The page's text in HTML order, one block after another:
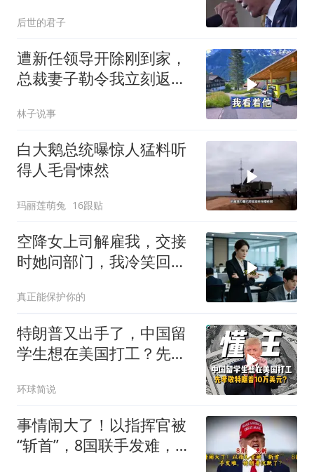
后世的君子
遭新任领导开除刚到家，
总裁妻子勒令我立刻返
林子说事
白大鹅总统曝惊人猛料听
得人毛骨悚然
玛丽莲萌兔 16跟贴
空降女上司解雇我，交接
时她问部门，我冷笑回
真正能保护你的
特朗普又出手了，中国留
学生想在美国打工？先孝
环球简说
事情闹大了！以指挥官被
“斩首”，8国联手发难，特